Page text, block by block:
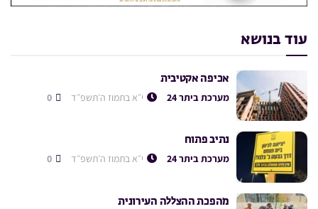
עוד בנושא
אכיפה אקטיבית
מערכת ביתר 24 י״א בתמוז ה׳תשפ״ד
נתיב פתוח
מערכת ביתר 24 י״א בתמוז ה׳תשפ״ד
מהפכת ההצללה העירונית